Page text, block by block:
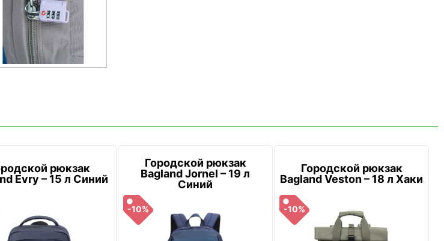
рюкзак
Evry – 15 л Синий
Городской рюкзак
Bagland Jornel – 19 л
Синий
-10%
Городской рюкзак
Bagland Veston – 18 л Хаки
-10%